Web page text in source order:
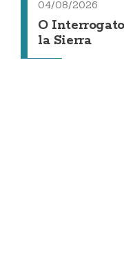
04/08/2026
O
la Sierra